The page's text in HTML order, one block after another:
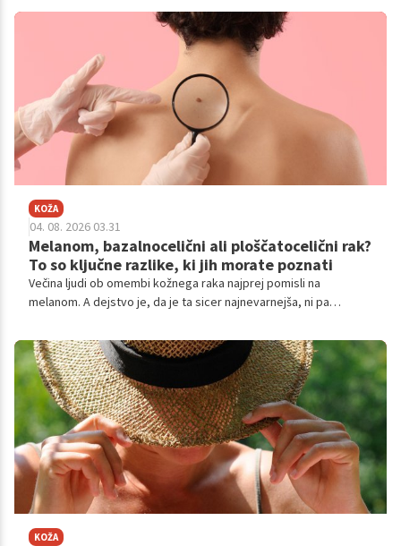
KOŽA
04. 08. 2026 03.31
Melanom, bazalnocelični ali ploščatocelični rak?
To so ključne razlike, ki jih morate poznati
Večina ljudi ob omembi kožnega raka najprej pomisli na
melanom. A dejstvo je, da je ta sicer najnevarnejša, ni pa
KOŽA